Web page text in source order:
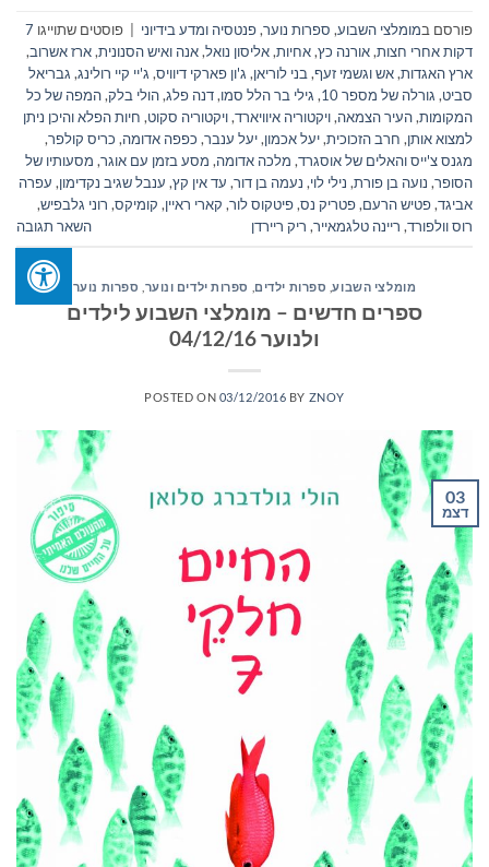
פורסם במומלצי השבוע, ספרות נוער,פנטסיה ומדע בידיוני פוסטים שתוייגו 7
דקות אחרי חצות,אורנה כץ,אחיות,אליסון נואל,אנה ואיש הסנונית,ארז אשרוב,
ארץ האגדות,אש וגשמי זעף,בני לוריאן, ג'ון פארקי דיוויס, ג'יי קיי רולינג, גבריאל
סביט, גורלה של מספר 10 , גילי בר הלל סמו,דנה פלג,הולי בלק,המפה של כל
המקומות,העיר הצמאה,ויקטוריה איוויארד,ויקטוריה סקוט, חיות הפלא והיכן ניתן
למצוא אותן, חרב הזכוכית,יעל אכמון,יעל ענבר, כפפה אדומה, כריס קולפר,
מגנס צ'ייס והאלים של אוסגרד, מלכה אדומה, מסע בזמן עם אוגר, מסעותיו של
הסופר, נועה בן פורת, נילי לוי, נעמה בן דור, עד אין קץ, ענבל שגיב נקדימון, עפרה
אביגד,פטיש הרעם,פטריק נס,פיטקוס לור, קארי ראיין, קומיקס, רוני גלבפיש,
רוס וולפורד, ריינה טלגמאייר, ריק ריירדן השאר תגובה
מומלצי השבוע, ספרות ילדים ספרות ילדים ונוער ספרות נוער
ספרים חדשים – מומלצי השבוע לילדים
ולנוער 04/12/16
POSTED ON 03/12/2016 BY ZNOY
03
דצמ